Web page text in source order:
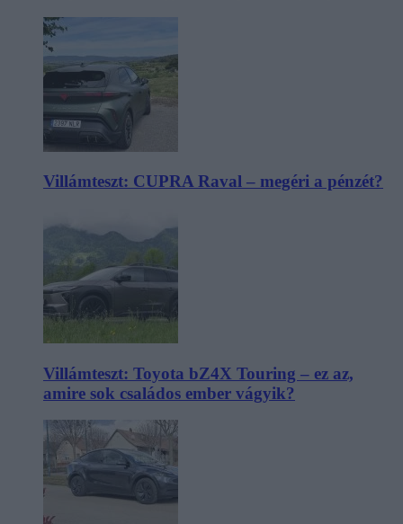
Villámteszt: CUPRA Raval – megéri a pénzét?
Villámteszt: Toyota bZ4X Touring – ez az,
amire sok családos ember vágyik?